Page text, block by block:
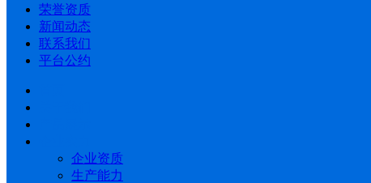
荣誉资质
新闻动态
联系我们
平台公约
企业资质
生产能力